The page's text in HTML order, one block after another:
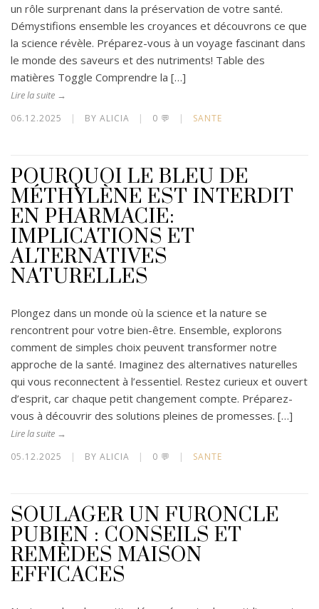
un rôle surprenant dans la préservation de votre santé.
Démystifions ensemble les croyances et découvrons ce que
la science révèle. Préparez-vous à un voyage fascinant dans
le monde des saveurs et des nutriments! Table des
matières Toggle Comprendre la […]
Lire la suite →
06.12.2025 | BY ALICIA | 0 💬 | SANTE
POURQUOI LE BLEU DE
MÉTHYLÈNE EST INTERDIT
EN PHARMACIE:
IMPLICATIONS ET
ALTERNATIVES
NATURELLES
Plongez dans un monde où la science et la nature se
rencontrent pour votre bien-être. Ensemble, explorons
comment de simples choix peuvent transformer notre
approche de la santé. Imaginez des alternatives naturelles
qui vous reconnectent à l’essentiel. Restez curieux et ouvert
d’esprit, car chaque petit changement compte. Préparez-
vous à découvrir des solutions pleines de promesses. […]
Lire la suite →
05.12.2025 | BY ALICIA | 0 💬 | SANTE
SOULAGER UN FURONCLE
PUBIEN : CONSEILS ET
REMÈDES MAISON
EFFICACES